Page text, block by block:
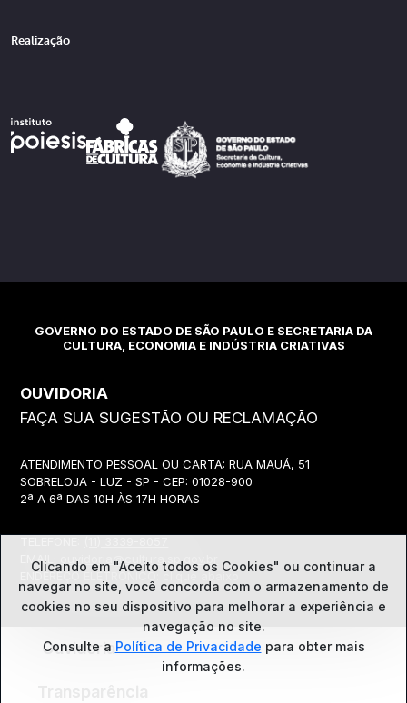
Realização
GOVERNO DO ESTADO DE SÃO PAULO E SECRETARIA DA
CULTURA, ECONOMIA E INDÚSTRIA CRIATIVAS
OUVIDORIA
FAÇA SUA SUGESTÃO OU RECLAMAÇÃO
ATENDIMENTO PESSOAL OU CARTA: RUA MAUÁ, 51
SOBRELOJA - LUZ - SP - CEP: 01028-900
2ª A 6ª DAS 10H ÀS 17H HORAS
EMAIL:
ouvidoria@cultura.sp.gov.br
ENDEREÇO ELETRÔNICO: clique abaixo
Ouvidoria
Clicando em "Aceito todos os Cookies" ou continuar a
navegar no site, você concorda com o armazenamento de
cookies no seu dispositivo para melhorar a experiência e
navegação no site.
Consulte a Política de Privacidade para obter mais
informações.